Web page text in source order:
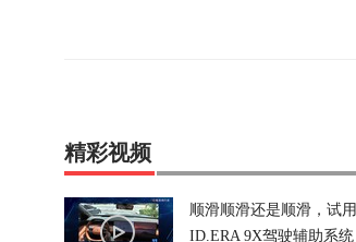
精彩视频
顺滑顺滑还是顺滑，试用
ID.ERA 9X驾驶辅助系统